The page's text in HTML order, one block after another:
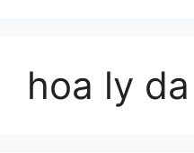
hoa ly